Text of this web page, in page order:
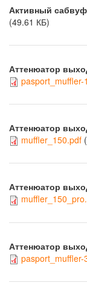
Активный
(49.61 КБ)
Аттенюатор
Аттенюатор
muffler_150.pdf
Аттенюатор
Аттенюатор
pasport_muffler-